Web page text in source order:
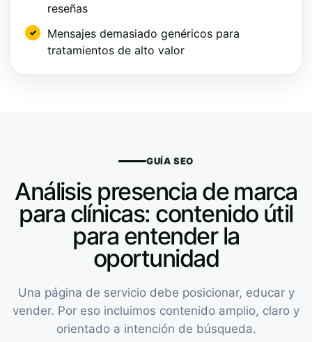
reseñas
Mensajes demasiado genéricos para
tratamientos de alto valor
GUÍA SEO
Análisis presencia de marca
para clínicas: contenido útil
para entender la
oportunidad
Una página de servicio debe posicionar, educar y
vender. Por eso incluimos contenido amplio, claro y
orientado a intención de búsqueda.